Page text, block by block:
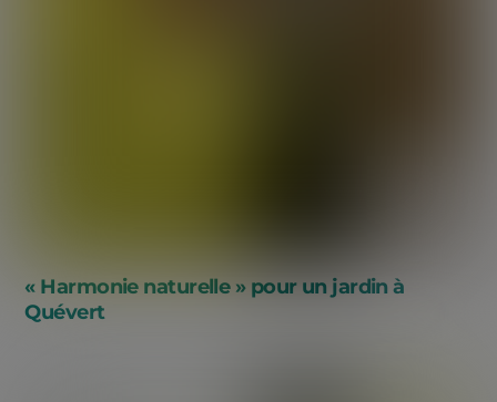
« Harmonie naturelle » pour un jardin à
Quévert